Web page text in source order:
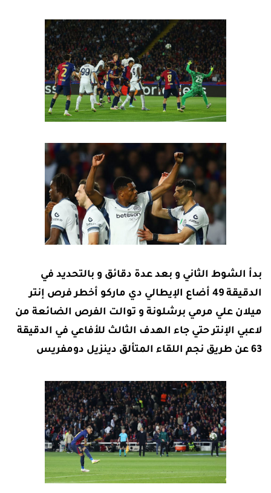
بدأ الشوط الثاني و بعد عدة دقائق و بالتحديد في
الدقيقة 49 أضاع الإيطالي دي ماركو أخطر فرص إنتر
ميلان علي مرمي برشلونة و توالت الفرص الضائعة من
لاعبي الإنتر حتي جاء الهدف الثالث للأفاعي في الدقيقة
63 عن طريق نجم اللقاء المتألق دينزيل دومفريس